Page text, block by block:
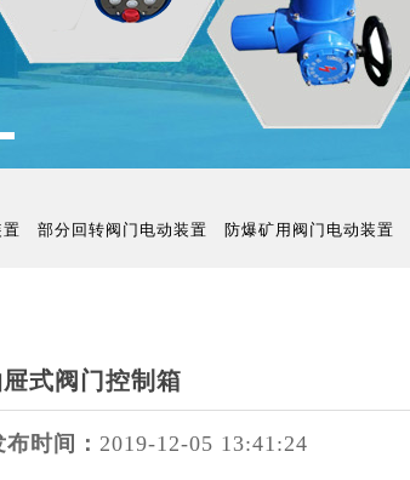
部分回转阀门电动装置 防爆矿用阀门电动装置
式阀门控制箱
布时间： 2019-12-05 13:41:24